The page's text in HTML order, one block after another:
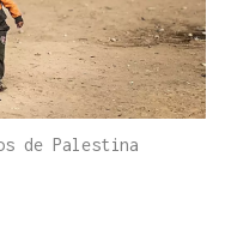
de Palestina